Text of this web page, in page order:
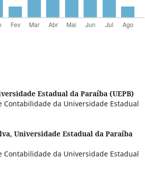
Estadual da Paraíba (UEPB)
Contabilidade da Universidade Estadual
Universidade Estadual da Paraíba
Contabilidade da Universidade Estadual